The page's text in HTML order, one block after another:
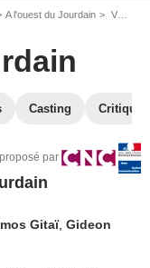
A l'ouest du Jourdain VOD A l'ouest du Jourdain
Casting
par
Gitaï,Gideon